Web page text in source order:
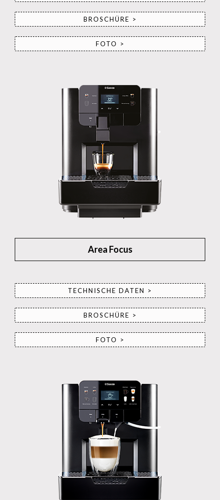
BROSCHÜRE >
FOTO >
Area Focus
TECHNISCHE DATEN >
BROSCHÜRE >
FOTO >